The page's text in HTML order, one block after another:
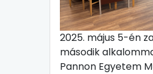
2025. május 5-én
második
Pannon Egyetem